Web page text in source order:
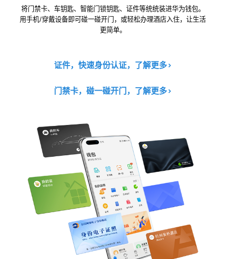
将门禁卡、车钥匙、智能门锁钥匙、证件等统统装进华为钱包。
用手机/穿戴设备即可碰一碰开门，或轻松办理酒店入住，让生活
更简单。
证件，快速身份认证，了解更多>
门禁卡，碰一碰开门，了解更多>